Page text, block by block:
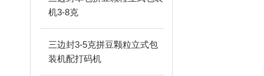
机3-8克
三边封3-5克拼豆颗粒立式包
装机配打码机